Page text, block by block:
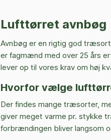
Lufttørret avnbøg
Avnbøg er en rigtig god
er fagmænd med over 25 års
lever op til vores krav om høj
Hvorfor vælge
Der findes mange træsorter,
giver meget varme pr. stykke
forbrændingen bliver langsom